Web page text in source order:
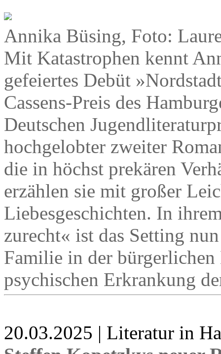
Annika Büsing, Foto:
Mit Katastrophen kennt
gefeiertes Debüt
Cassens-Preis des
Deutschen
hochgelobter zweiter
die in höchst prekären
erzählen sie mit großer
Liebesgeschichten. In
zurecht« ist das Setting
Familie in der
psychischen Erkrankung
20.03.2025 | Literatur in